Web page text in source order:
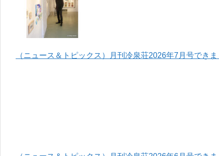
（ニュース＆トピックス）月刊冷泉荘2026年7月号でき